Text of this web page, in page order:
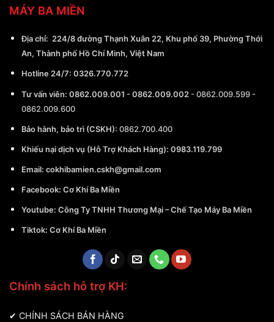
MÁY BA MIỀN
Địa chỉ: 224/8 đường Thạnh Xuân 22, Khu phố 39, Phường Thới
An, Thành phố Hồ Chí Minh, Việt Nam
Hotline 24/7: 0326.770.772
Tư vấn viên: 0862.009.001 - 0862.009.002 - 0862.009.599 -
0862.009.600
Bảo hành, bảo trì (CSKH): 0862.700.400
Khiếu nại dịch vụ (Hỗ Trợ Khách Hàng): 0983.119.799
Email: cokhibamien.cskh@gmail.com
Facebook: Cơ Khí Ba Miền
Youtube: Công Ty TNHH Thương Mại – Chế Tạo Máy Ba Miền
Tiktok: Cơ Khí Ba Miền
Chính sách hỗ trợ KH:
✔ CHÍNH SÁCH BÁN HÀNG